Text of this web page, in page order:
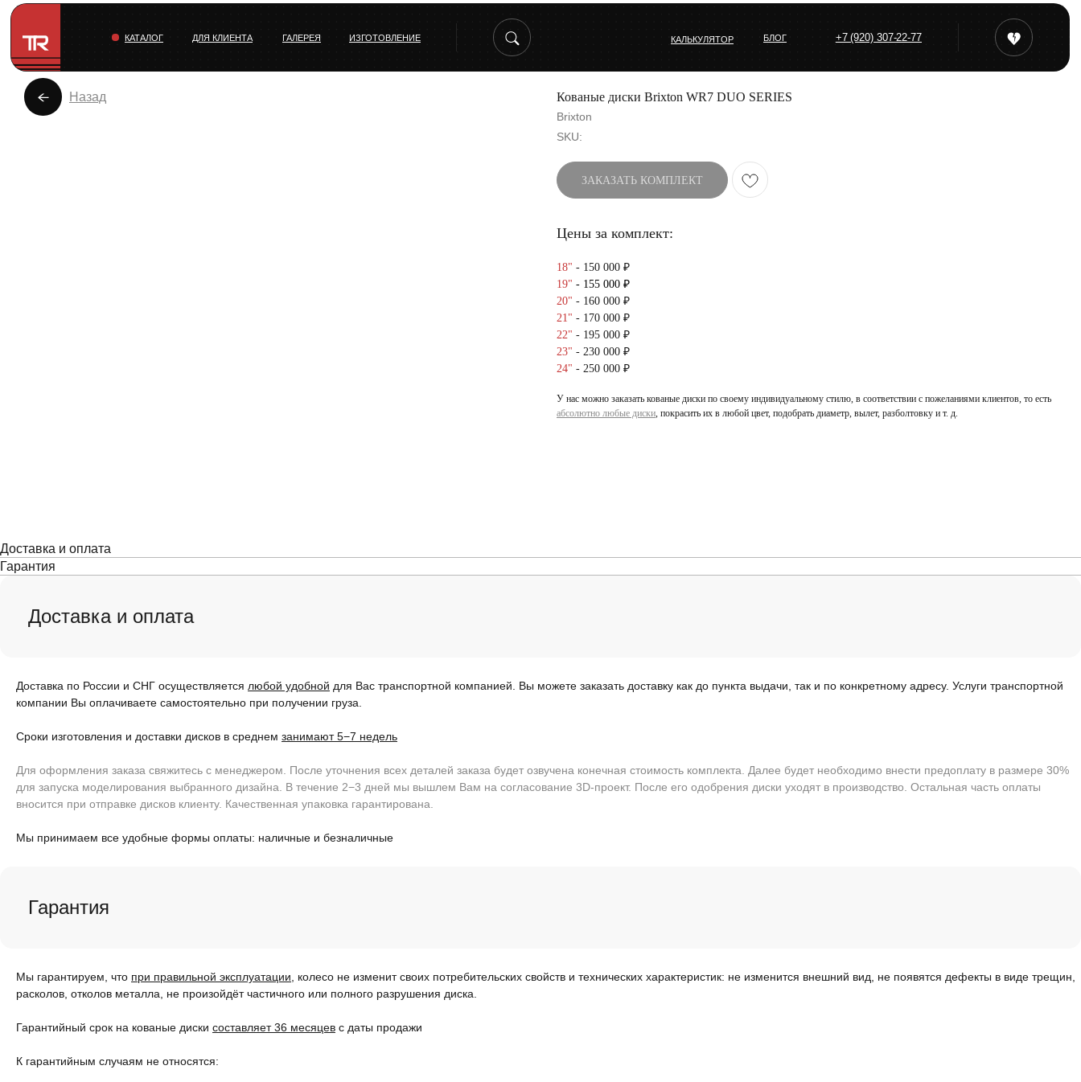
ГАЛЕРЕЯ БЛОГ +7 (920) 307-22-77
КАТАЛОГ ДЛЯ КЛИЕНТА КАЛЬКУЛЯТОР
ИЗГОТОВЛЕНИЕ
Назад Кованые диски Brixton WR7 DUO SERIES
Brixton
SKU:
ЗАКАЗАТЬ КОМПЛЕКТ
Цены за комплект:
18" - 150 000 ₽
19" - 155 000 ₽
20" - 160 000 ₽
21" - 170 000 ₽
22" - 195 000 ₽
23" - 230 000 ₽
24" - 250 000 ₽
У нас можно заказать кованые диски по своему индивидуальному стилю, в соответствии с пожеланиями клиентов, то есть
абсолютно любые диски, покрасить их в любой цвет, подобрать диаметр, вылет, разболтовку и т. д.
Доставка и оплата
Гарантия
Доставка и оплата
Доставка по России и СНГ осуществляется любой удобной для Вас транспортной компанией. Вы можете заказать доставку как до пункта выдачи, так и по конкретному адресу. Услуги транспортной
компании Вы оплачиваете самостоятельно при получении груза.
Сроки изготовления и доставки дисков в среднем занимают 5−7 недель
Для оформления заказа свяжитесь с менеджером. После уточнения всех деталей заказа будет озвучена конечная стоимость комплекта. Далее будет необходимо внести предоплату в размере 30%
для запуска моделирования выбранного дизайна. В течение 2−3 дней мы вышлем Вам на согласование 3D-проект. После его одобрения диски уходят в производство. Остальная часть оплаты
вносится при отправке дисков клиенту. Качественная упаковка гарантирована.
Мы принимаем все удобные формы оплаты: наличные и безналичные
Гарантия
Мы гарантируем, что при правильной эксплуатации , колесо не изменит своих потребительских свойств и технических характеристик: не изменится внешний вид, не появятся дефекты в виде трещин,
расколов, отколов металла, не произойдёт частичного или полного разрушения диска.
Гарантийный срок на кованые диски составляет 36 месяцев с даты продажи
К гарантийным случаям не относятся: